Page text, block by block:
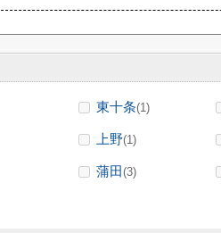
東十条(1)
上野(1)
蒲田(3)